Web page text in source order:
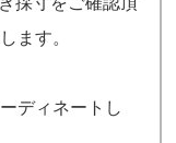
ます。
ディネートし